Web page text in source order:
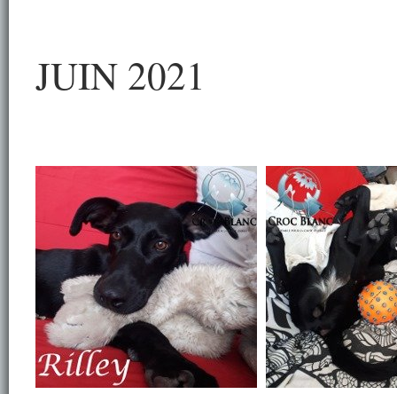
JUIN 2021